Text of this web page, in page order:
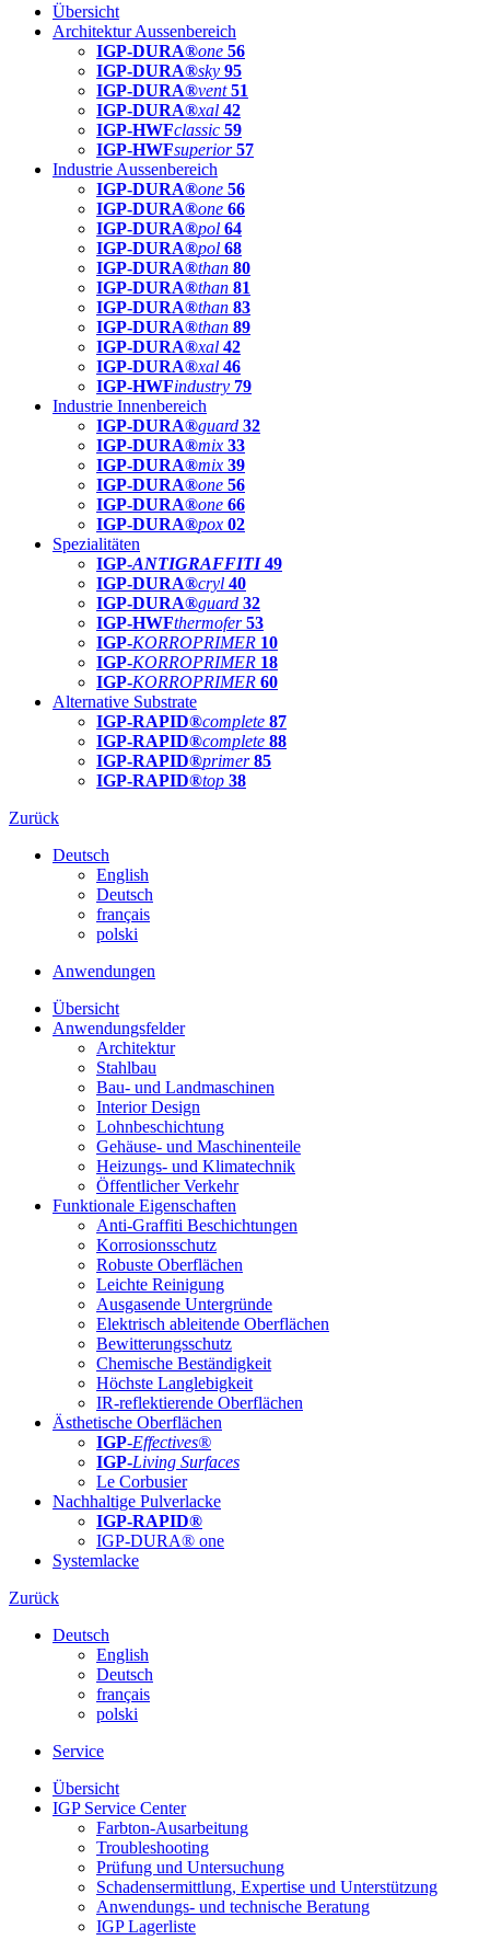
Übersicht
Architektur Aussenbereich
IGP-DURA®one 56
IGP-DURA®sky 95
IGP-DURA®vent 51
IGP-DURA®xal 42
IGP-HWFclassic 59
IGP-HWFsuperior 57
Industrie Aussenbereich
IGP-DURA®one 56
IGP-DURA®one 66
IGP-DURA®pol 64
IGP-DURA®pol 68
IGP-DURA®than 80
IGP-DURA®than 81
IGP-DURA®than 83
IGP-DURA®than 89
IGP-DURA®xal 42
IGP-DURA®xal 46
IGP-HWFindustry 79
Industrie Innenbereich
IGP-DURA®guard 32
IGP-DURA®mix 33
IGP-DURA®mix 39
IGP-DURA®one 56
IGP-DURA®one 66
IGP-DURA®pox 02
Spezialitäten
IGP-ANTIGRAFFITI49
IGP-DURA®cryl 40
IGP-DURA®guard 32
IGP-HWFthermofer 53
IGP-KORROPRIMER 10
IGP-KORROPRIMER 18
IGP-KORROPRIMER 60
Alternative Substrate
IGP-RAPID®complete 87
IGP-RAPID®complete 88
IGP-RAPID®primer 85
IGP-RAPID®top 38
Zurück
Deutsch
English
Deutsch
français
polski
Anwendungen
Übersicht
Anwendungsfelder
Architektur
Stahlbau
Bau- und Landmaschinen
Interior Design
Lohnbeschichtung
Gehäuse- und Maschinenteile
Heizungs- und Klimatechnik
Öffentlicher Verkehr
Funktionale Eigenschaften
Anti-Graffiti Beschichtungen
Korrosionsschutz
Robuste Oberflächen
Leichte Reinigung
Ausgasende Untergründe
Elektrisch ableitende Oberflächen
Bewitterungsschutz
Chemische Beständigkeit
Höchste Langlebigkeit
IR-reflektierende Oberflächen
Ästhetische Oberflächen
IGP-Effectives®
IGP-Living Surfaces
Le Corbusier
Nachhaltige Pulverlacke
IGP-RAPID®
IGP-DURA® one
Systemlacke
Zurück
Deutsch
English
Deutsch
français
polski
Service
Übersicht
IGP Service Center
Farbton-Ausarbeitung
Troubleshooting
Prüfung und Untersuchung
Schadensermittlung, Expertise und Unterstützung
Anwendungs- und technische Beratung
IGP Lagerliste